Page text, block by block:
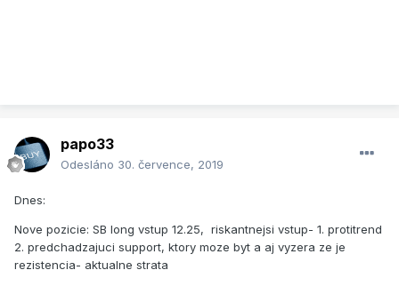
papo33
Odesláno 30. července, 2019
Dnes:
Nove pozicie: SB long vstup 12.25, riskantnejsi vstup- 1. protitrend
2. predchadzajuci support, ktory moze byt a aj vyzera ze je
rezistencia- aktualne strata